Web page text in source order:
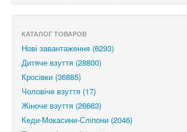
КАТАЛОГ ТОВАРОВ
Нові завантаження (6293)
Дитяче взуття (28800)
Кросівки (36885)
Чоловіче взуття (17)
Жіноче взуття (26663)
Кеди-Мокасини-Сліпони (2046)